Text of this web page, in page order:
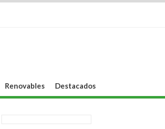
Renovables Destacados